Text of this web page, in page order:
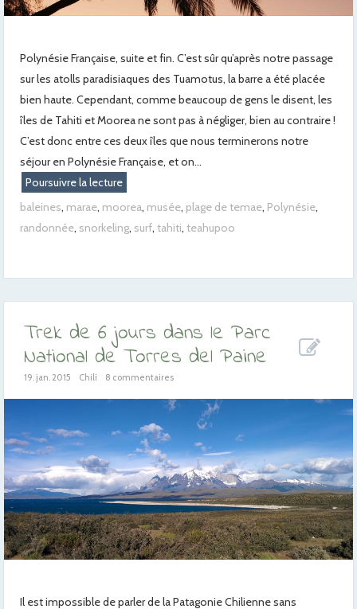
Polynésie Française, suite et fin. C’est sûr qu’après notre passage
sur les atolls paradisiaques des Tuamotus, la barre a été placée
bien haute. Cependant, comme beaucoup de gens le disent, les
îles de Tahiti et Moorea ne sont pas à négliger, bien au contraire !
C’est donc entre ces deux îles que nous terminerons notre
séjour en Polynésie Française, et on...
Poursuivre la lecture
baleines, marae, moorea, musée, plage de temae, Polynésie,
randonnée, snorkeling, surf, tahiti, teahupoo
Trek de 6 jours dans le Parc
National de Torres del Paine
19. jan. 2015 Chili 8 commentaires
Il est impossible de parler de la Patagonie Chilienne sans